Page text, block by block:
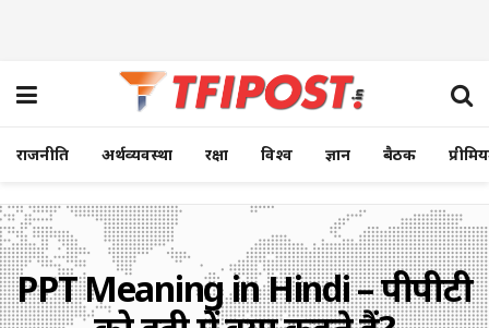
राजनीति अर्थव्यवस्था रक्षा विश्व ज्ञान बैठक
PPT Meaning in Hindi – पीपीटी